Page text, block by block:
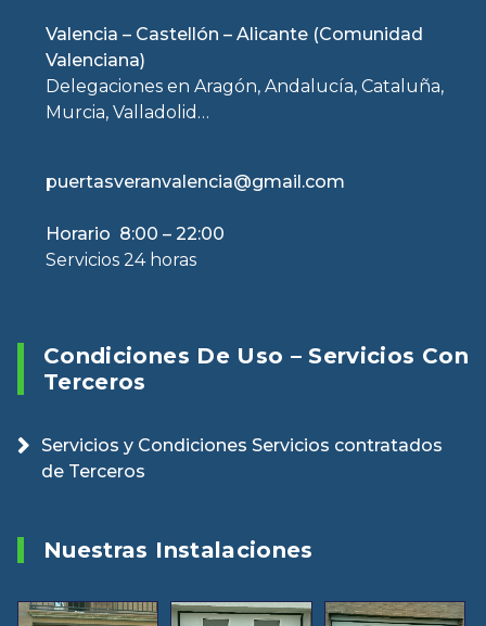
Valencia – Castellón – Alicante (Comunidad
Valenciana)
Delegaciones en Aragón, Andalucía, Cataluña,
Murcia, Valladolid…
puertasveranvalencia@gmail.com
Horario 8:00 – 22:00
Servicios 24 horas
Condiciones De Uso – Servicios Con
Terceros
Servicios y Condiciones Servicios contratados
de Terceros
Nuestras Instalaciones